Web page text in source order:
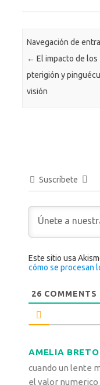
Navegación de
← El impacto de los
pterigión y
visión
Suscríbete
Este sitio usa
cómo se procesan
26 COMMENTS
AMELIA
cuando un lente
el valor numerico